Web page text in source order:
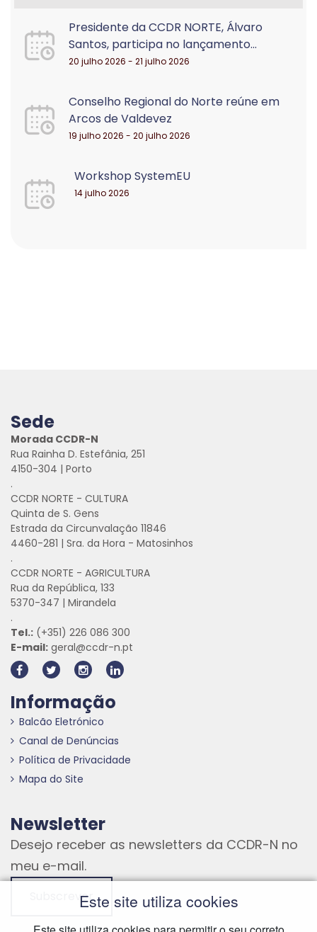
Presidente da CCDR NORTE, Álvaro
Santos, participa no lançamento...
20 julho 2026 - 21 julho 2026
Conselho Regional do Norte reúne em
Arcos de Valdevez
19 julho 2026 - 20 julho 2026
Workshop SystemEU
14 julho 2026
Sede
Morada CCDR-N
Rua Rainha D. Estefânia, 251
4150-304 | Porto
.
CCDR NORTE - CULTURA
Quinta de S. Gens
Estrada da Circunvalação 11846
4460-281 | Sra. da Hora - Matosinhos
.
CCDR NORTE - AGRICULTURA
Rua da República, 133
5370-347 | Mirandela
.
Tel.: (+351) 226 086 300
E-mail: geral@ccdr-n.pt
Informação
Balcão Eletrónico
Canal de Denúncias
Política de Privacidade
Mapa do Site
Newsletter
Desejo receber as newsletters da CCDR-N no
meu e-mail.
SubscreverEste site utiliza cookies